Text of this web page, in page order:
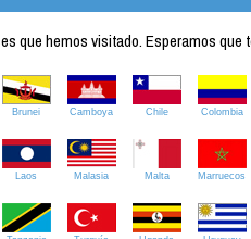
que hemos visitado. Esperamos
Brunei Camboya Chile Colombia
Laos Malasia Malta Marruecos